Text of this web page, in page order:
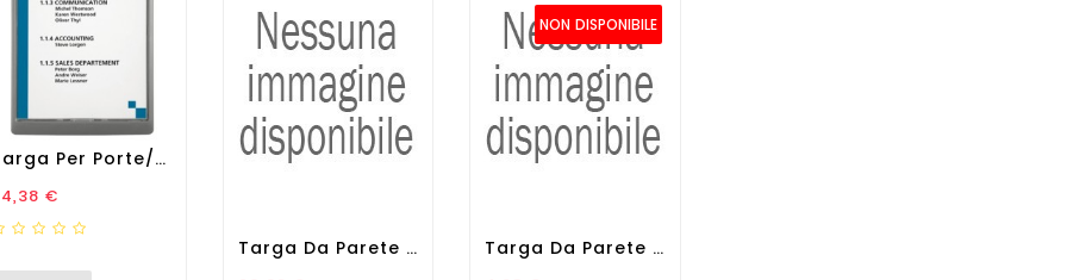
Targa Per Porte/pareti...
€
Targa Da Parete Wayfindig...
NON DISPONIBILE
Targa Da Parete Wayfindig...